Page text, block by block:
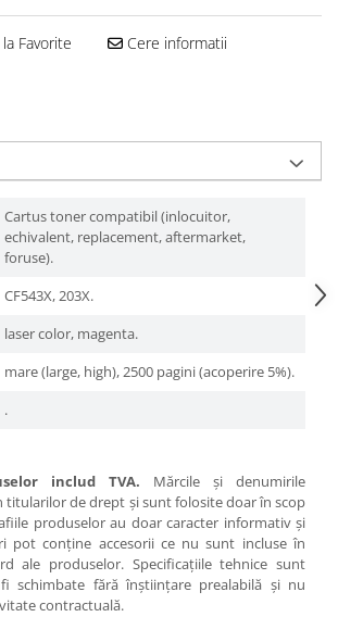
Favorite Cere informatii
Cartus toner compatibil (inlocuitor,
echivalent, replacement, aftermarket,
foruse).
CF543X, 203X.
laser color, magenta.
mare (large, high), 2500 pagini (acoperire 5%).
.
includ TVA. Mărcile şi denumirile
titularilor de drept şi sunt folosite doar în scop
produselor au doar caracter informativ şi
pot conţine accesorii ce nu sunt incluse în
ale produselor. Specificaţiile tehnice sunt
schimbate fără înştiinţare prealabilă şi nu
contractuală.